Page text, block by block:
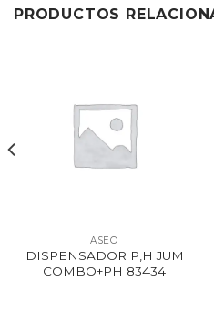
PRODUCTOS
ASEO
DISPENSADOR P,H JUM
COMBO+PH 83434